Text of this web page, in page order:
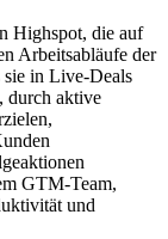
Highspot, die auf
Arbeitsabläufe der
sie in Live-Deals
durch aktive
GTM-Team,
und